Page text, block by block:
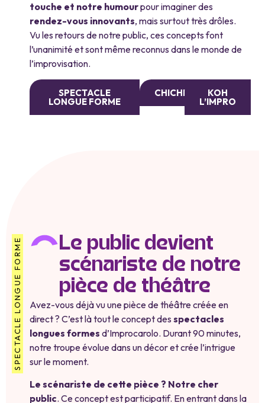
touche et notre humourpour imaginer des
rendez-vous innovants, mais surtout très drôles.
Vu les retours de notre public, ces concepts font
l’unanimité et sont même reconnus dans le monde de
l’improvisation.
SPECTACLE
LONGUE FORME
CHICHE KOH
L’IMPRO
SPECTACLE LONGUE FORME
Le public devient
scénariste de notre
pièce de théâtre
Avez-vous déjà vu une pièce de théâtre créée en
direct ? C’est là tout le concept des spectacles
longues formes d’Improcarolo. Durant 90 minutes,
notre troupe évolue dans un décor et crée l’intrigue
sur le moment.
Le scénariste de cette pièce ? Notre cher
public. Ce concept est participatif. En entrant dans la